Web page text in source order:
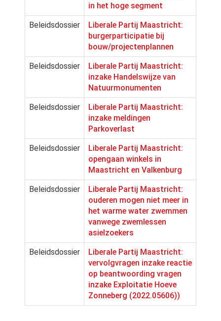
in het hoge segment
Beleidsdossier
Liberale Partij Maastricht:
burgerparticipatie bij
bouw/projectenplannen
Beleidsdossier
Liberale Partij Maastricht:
inzake Handelswijze van
Natuurmonumenten
Beleidsdossier
Liberale Partij Maastricht:
inzake meldingen
Parkoverlast
Beleidsdossier
Liberale Partij Maastricht:
opengaan winkels in
Maastricht en Valkenburg
Beleidsdossier
Liberale Partij Maastricht:
ouderen mogen niet meer in
het warme water zwemmen
vanwege zwemlessen
asielzoekers
Beleidsdossier
Liberale Partij Maastricht:
vervolgvragen inzake reactie
op beantwoording vragen
inzake Exploitatie Hoeve
Zonneberg (2022.05606))